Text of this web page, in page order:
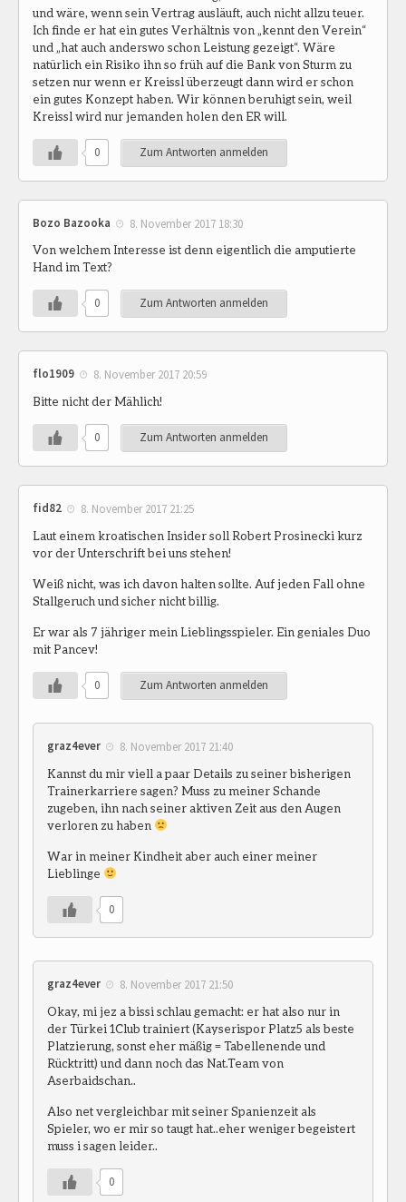
und wäre, wenn sein Vertrag ausläuft, auch nicht allzu teuer.
Ich finde er hat ein gutes Verhältnis von „kennt den Verein“
und „hat auch anderswo schon Leistung gezeigt“. Wäre
natürlich ein Risiko ihn so früh auf die Bank von Sturm zu
setzen nur wenn er Kreissl überzeugt dann wird er schon
ein gutes Konzept haben. Wir können beruhigt sein, weil
Kreissl wird nur jemanden holen den ER will.
0 Zum Antworten anmelden
Bozo Bazooka 8. November 2017 18:30
Von welchem Interesse ist denn eigentlich die amputierte
Hand im Text?
0 Zum Antworten anmelden
flo1909 8. November 2017 20:59
Bitte nicht der Mählich!
0 Zum Antworten anmelden
fid82 8. November 2017 21:25
Laut einem kroatischen Insider soll Robert Prosinecki kurz
vor der Unterschrift bei uns stehen!
Weiß nicht, was ich davon halten sollte. Auf jeden Fall ohne
Stallgeruch und sicher nicht billig.
Er war als 7 jähriger mein Lieblingsspieler. Ein geniales Duo
mit Pancev!
0 Zum Antworten anmelden
graz4ever 8. November 2017 21:40
Kannst du mir viell a paar Details zu seiner bisherigen
Trainerkarriere sagen? Muss zu meiner Schande
zugeben, ihn nach seiner aktiven Zeit aus den Augen
verloren zu haben
War in meiner Kindheit aber auch einer meiner
Lieblinge
0
graz4ever 8. November 2017 21:50
Okay, mi jez a bissi schlau gemacht: er hat also nur in
der Türkei 1Club trainiert (Kayserispor Platz5 als beste
Platzierung, sonst eher mäßig = Tabellenende und
Rücktritt) und dann noch das Nat.Team von
Aserbaidschan..
Also net vergleichbar mit seiner Spanienzeit als
Spieler, wo er mir so taugt hat..eher weniger begeistert
muss i sagen leider..
0